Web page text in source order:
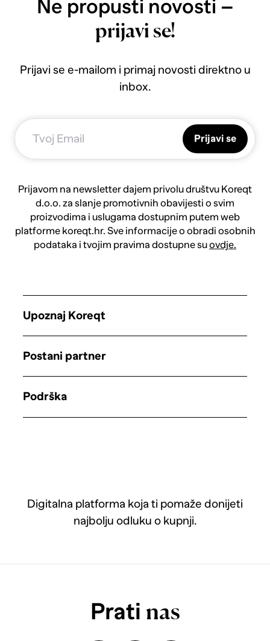
Ne propusti novosti –
prijavi se!
Prijavi se e-mailom i primaj novosti direktno u
inbox.
Prijavi se
Prijavom na newsletter dajem privolu društvu Koreqt
d.o.o. za slanje promotivnih obavijesti o svim
proizvodima i uslugama dostupnim putem web
platforme koreqt.hr. Sve informacije o obradi osobnih
podataka i tvojim pravima dostupne suovdje.
Digitalna platforma koja ti pomaže donijeti
najbolju odluku o kupnji.
Upoznaj Koreqt
Postani partner
Podrška
Prati nas